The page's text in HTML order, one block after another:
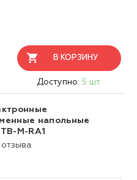
В КОРЗИНУ
Доступно: 5 шт.
напольные
M-RA1